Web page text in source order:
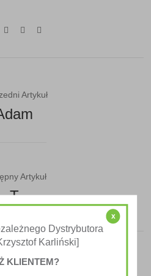
Artykuł
Artykuł
T
x
Dystrybutora
Karliński]
KLIENTEM?